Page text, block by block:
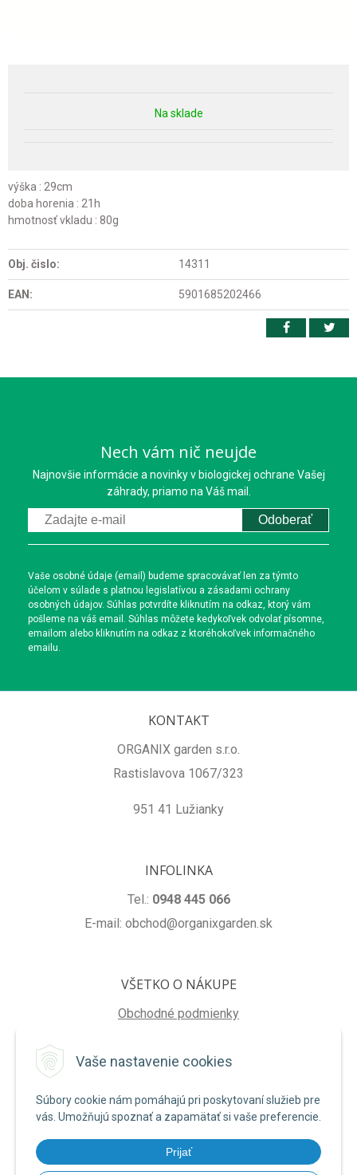
Vaše nastavenie cookies
Súbory cookie nám pomáhajú pri poskytovaní služieb pre
vás. Umožňujú spoznať a zapamätať si vaše preferencie.
Prijať
Na sklade
výška : 29cm
doba horenia : 21h
hmotnosť vkladu : 80g
Obj. čislo: 14311
EAN: 5901685202466
Nech vám nič neujde
Najnovšie informácie a novinky v biologickej ochrane Vašej
záhrady, priamo na Váš mail.
Odoberať
Vaše osobné údaje (email) budeme spracovávať len za týmto
účelom v súlade s platnou legislatívou a zásadami ochrany
osobných údajov. Súhlas potvrdíte kliknutím na odkaz, ktorý vám
pošleme na váš email. Súhlas môžete kedykoľvek odvolať písomne,
emailom alebo kliknutím na odkaz z ktoréhokoľvek informačného
emailu.
KONTAKT
ORGANIX garden s.r.o.
Rastislavova 1067/323
951 41 Lužianky
INFOLINKA
Tel.: 0948 445 066
E-mail: obchod@organixgarden.sk
VŠETKO O NÁKUPE
Obchodné podmienky
Reklamačné podmienky
NA STIAHNUTIE
Formulár na odstúpenie od zmluvy
Poučenie o uplatnení práva na odstúpenie od zmluvy